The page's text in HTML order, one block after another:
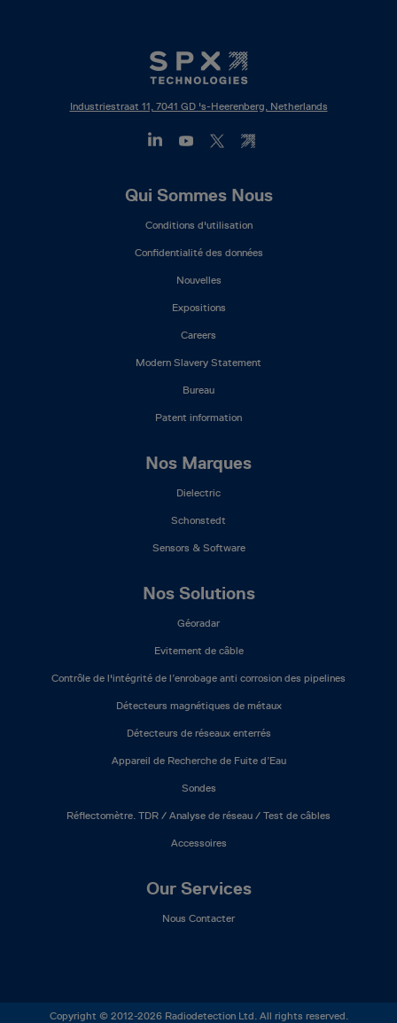
Industriestraat 11, 7041 GD 's-Heerenberg, Netherlands
Qui Sommes Nous
Conditions d'utilisation
Confidentialité des données
Nouvelles
Expositions
Careers
Modern Slavery Statement
Bureau
Patent information
Nos Marques
Dielectric
Schonstedt
Sensors & Software
Nos Solutions
Géoradar
Evitement de câble
Contrôle de l'intégrité de l’enrobage anti corrosion des pipelines
Détecteurs magnétiques de métaux
Détecteurs de réseaux enterrés
Appareil de Recherche de Fuite d’Eau
Sondes
Réflectomètre. TDR / Analyse de réseau / Test de câbles
Accessoires
Our Services
Nous Contacter
Copyright © 2012-2026 Radiodetection Ltd. All rights reserved.